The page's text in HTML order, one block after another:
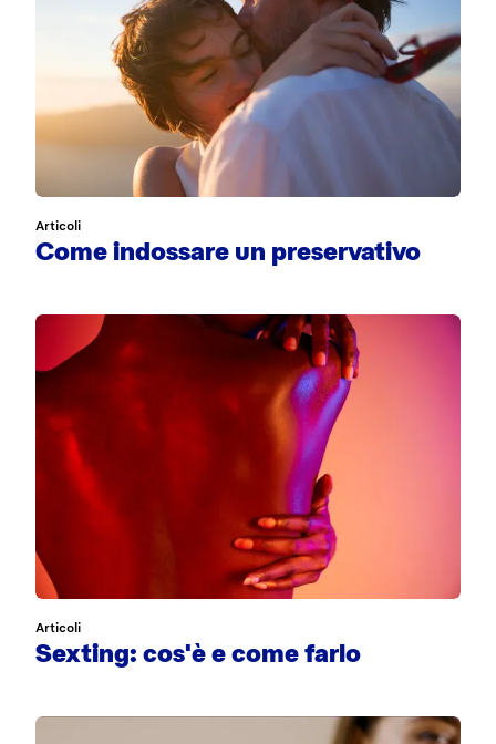
Articoli
Come indossare un preservativo
Articoli
Sexting: cos'è e come farlo